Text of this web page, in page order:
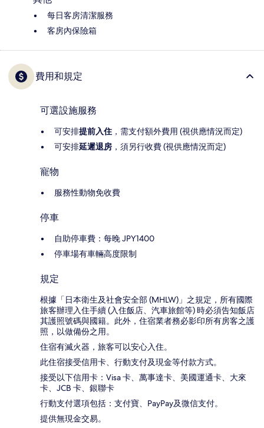
每日客房清潔服務
客房內保險箱
費用和規定
可選設施服務
可安排提前入住 ，需支付額外費用 (視供應情況而定)
可安排延遲退房 ，須另行收費 (視供應情況而定)
寵物
服務性動物免收費
停車
自助停車費：每晚 JPY1400
停車場有車輛高度限制
規定
根據「日本衛生及社會安全部 (MHLW)」之規定，所有國際
旅客辦理入住手續 (入住飯店、汽車旅館等) 時必須告知飯店
其護照號碼與國籍。此外，住宿業者務必影印所有房客之護
照，以做備份之用。
住宿有滅火器，旅客可以安心入住。
此住宿接受信用卡、行動支付及現金等付款方式。
接受以下信用卡：Visa 卡、萬事達卡、美國運通卡、大來
卡、JCB 卡、銀聯卡
行動支付選項包括：支付寶、PayPay及微信支付。
提供無現金交易。